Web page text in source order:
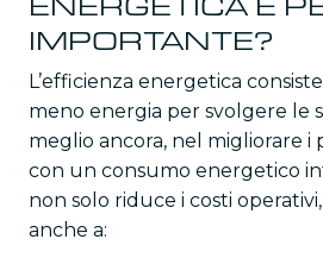
IMPORTANTE?
L’efficienza energetica
meno energia per svolgere le
meglio ancora, nel migliorare i
con un consumo energetico
non solo riduce i costi
anche a: